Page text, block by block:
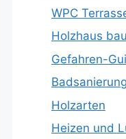
WPC
Holzhaus
Gefahren-
Holzarten
Heizen und